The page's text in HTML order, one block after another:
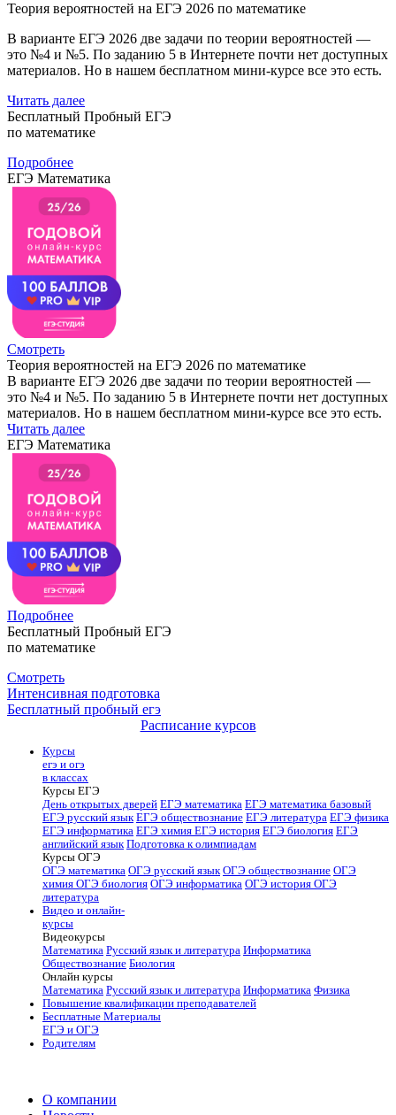
Теория вероятностей на ЕГЭ 2026 по математике
В варианте ЕГЭ 2026 две задачи по теории вероятностей —
это №4 и №5. По заданию 5 в Интернете почти нет доступных
материалов. Но в нашем бесплатном мини-курсе все это есть.
Читать далее
Бесплатный Пробный ЕГЭ
по математике
Подробнее
ЕГЭ Математика
Смотреть
Теория вероятностей на ЕГЭ 2026 по математике
В варианте ЕГЭ 2026 две задачи по теории вероятностей —
это №4 и №5. По заданию 5 в Интернете почти нет доступных
материалов. Но в нашем бесплатном мини-курсе все это есть.
Читать далее
ЕГЭ Математика
Подробнее
Бесплатный Пробный ЕГЭ
по математике
Смотреть
Интенсивная подготовка
Бесплатный пробный егэ
Расписание курсов
Курсы
егэ и огэ
в классах
Курсы ЕГЭ
День открытых дверей ЕГЭ математика ЕГЭ математика базовый
ЕГЭ русский язык ЕГЭ обществознание ЕГЭ литература ЕГЭ физика
ЕГЭ информатика ЕГЭ химия ЕГЭ история ЕГЭ биология ЕГЭ
английский язык Подготовка к олимпиадам
Курсы ОГЭ
ОГЭ математика ОГЭ русский язык ОГЭ обществознание ОГЭ
химия ОГЭ биология ОГЭ информатика ОГЭ история ОГЭ
литература
Видео и онлайн-
курсы
Видеокурсы
Математика Русский язык и литература Информатика
Обществознание Биология
Онлайн курсы
Математика Русский язык и литература Информатика Физика
Повышение квалификации преподавателей
Бесплатные Материалы
ЕГЭ и ОГЭ
Родителям
О компании